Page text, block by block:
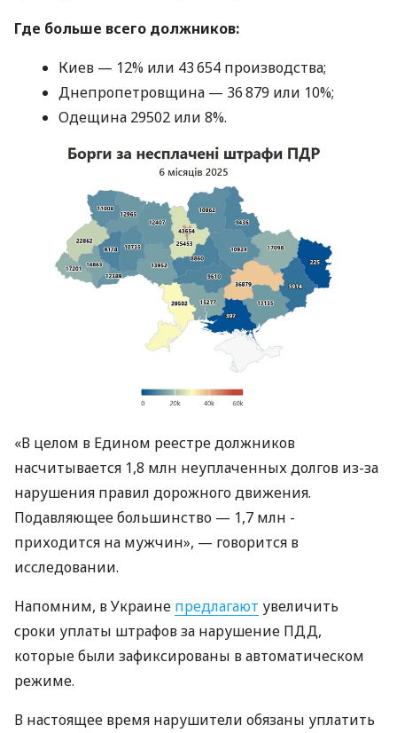
Где больше всего должников:
Киев — 12% или 43 654 производства;
Днепропетровщина — 36 879 или 10%;
Одещина 29502 или 8%.
«В целом в Едином реестре должников
насчитывается 1,8 млн неуплаченных долгов из-за
нарушения правил дорожного движения.
Подавляющее большинство — 1,7 млн ​​-
приходится на мужчин», — говорится в
исследовании.
Напомним, в Украине предлагают увеличить
сроки уплаты штрафов за нарушение ПДД,
которые были зафиксированы в автоматическом
режиме.
В настоящее время нарушители обязаны уплатить